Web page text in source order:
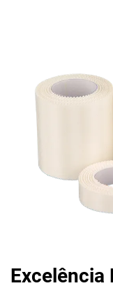
Excelência